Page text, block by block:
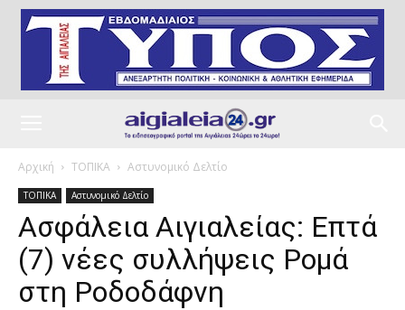
Αρχική ΤΟΠΙΚΑ Αστυνομικό Δελτίο
ΤΟΠΙΚΑ Αστυνομικό Δελτίο
Ασφάλεια Αιγιαλείας: Επτά
(7) νέες συλλήψεις Ρομά
στη Ροδοδάφνη